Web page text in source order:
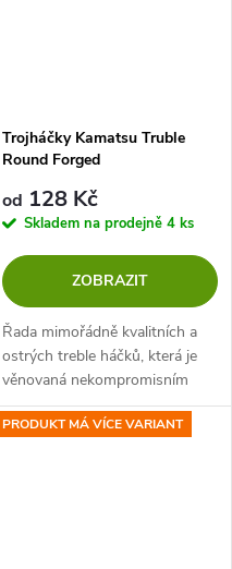
Trojháčky Kamatsu Truble
Round Forged
od 128 Kč
Skladem na prodejně 4 ks
ZOBRAZIT
Řada mimořádně kvalitních a
ostrých treble háčků, která je
věnovaná nekompromisním
lovcům dravců. Široká škála
velikostí a tvarů umožní
PRODUKT MÁ VÍCE VARIANT